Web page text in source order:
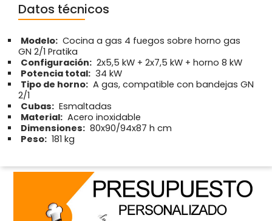
Datos técnicos
Modelo: Cocina a gas 4 fuegos sobre horno gas
GN 2/1 Pratika
Configuración: 2x5,5 kW + 2x7,5 kW + horno 8 kW
Potencia total: 34 kW
Tipo de horno: A gas, compatible con bandejas GN
2/1
Cubas: Esmaltadas
Material: Acero inoxidable
Dimensiones: 80x90/94x87 h cm
Peso: 181 kg